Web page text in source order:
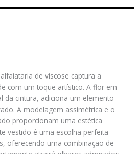
de viscose captura a
com um toque artístico. A flor em
da cintura, adiciona um elemento
A modelagem assimétrica e o
proporcionam uma estética
vestido é uma escolha perfeita
oferecendo uma combinação de